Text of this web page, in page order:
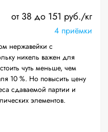
от 38 до 151 руб./кг
4 приёмки
нержавейки с
никель важен для
чуть меньше, чем
10 %. Но повысить цену
сдаваемой партии и
элементов.